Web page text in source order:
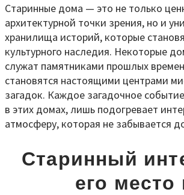
Старинные дома — это не только
архитектурной точки зрения, но и
хранилища историй, которые
культурного наследия. Некоторые
служат памятниками прошлых
становятся настоящими центрами
загадок. Каждое загадочное
в этих домах, лишь подогревает
атмосферу, которая не забывается
Старинный
его место